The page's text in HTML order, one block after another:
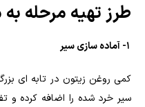
طرز تهیه مرحله
1- آماده سازی سیر
کمی روغن زیتون در تابه ای
سیر خرد شده را اضافه کرده